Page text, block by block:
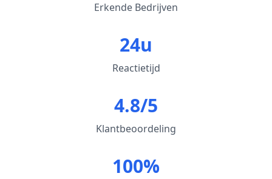
Erkende Bedrijven
24u
Reactietijd
4.8/5
Klantbeoordeling
100%